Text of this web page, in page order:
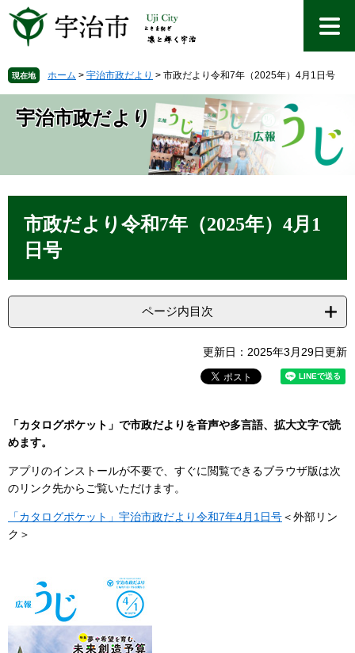
先を
文
現在地 ホーム > 宇治市政だより > 市政だより令和7年（2025年）4月1日号
宇治市政だより
市政だより令和7年（2025年）4月1
日号
ページ内目次
更新日：2025年3月29日更新
「カタログポケット」で市政だよりを音声や多言語、拡大文字で読
めます。
アプリのインストールが不要で、すぐに閲覧できるブラウザ版は次
のリンク先からご覧いただけます。
「カタログポケット」宇治市政だより令和7年4月1日号＜外部リン
ク＞